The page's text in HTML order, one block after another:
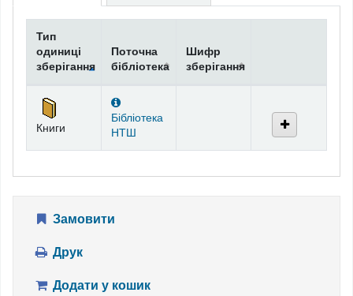
Фонди
Тип
одиниці
зберігання
Поточна
бібліотека
Шифр
зберігання
Книги
Бібліотека
НТШ
Замовити
Друк
Додати у кошик